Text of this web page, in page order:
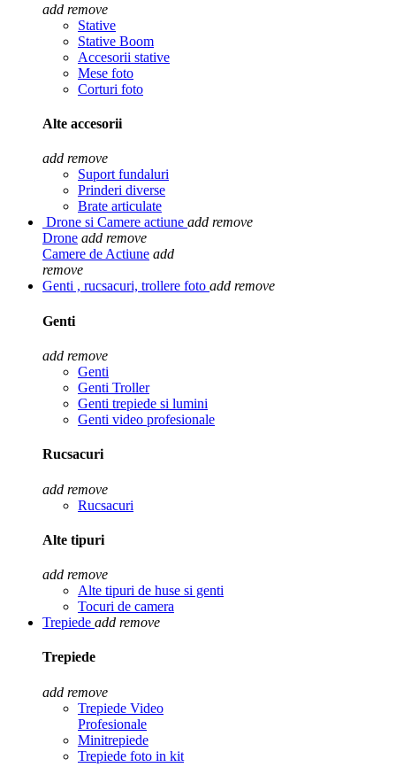
add remove
Stative
Stative Boom
Accesorii stative
Mese foto
Corturi foto
Alte accesorii
add remove
Suport fundaluri
Prinderi diverse
Brate articulate
Drone si Camere actiune add remove
Drone add remove
Camere de Actiune add
remove
Genti , rucsacuri, trollere foto add remove
Genti
add remove
Genti
Genti Troller
Genti trepiede si lumini
Genti video profesionale
Rucsacuri
add remove
Rucsacuri
Alte tipuri
add remove
Alte tipuri de huse si genti
Tocuri de camera
Trepiede add remove
Trepiede
add remove
Trepiede Video
Profesionale
Minitrepiede
Trepiede foto in kit